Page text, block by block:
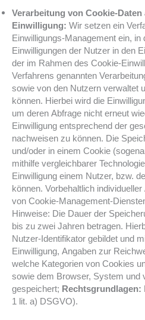
Verarbeitung von Cookie-
Einwilligung: Wir setzen ein
Einwilligungs-Management ein,
Einwilligungen der Nutzer in den
der im Rahmen des Cookie-
Verfahrens genannten
sowie von den Nutzern verwaltet
können. Hierbei wird die
um deren Abfrage nicht erneut
Einwilligung entsprechend der
nachweisen zu können. Die
und/oder in einem Cookie
mithilfe vergleichbarer
Einwilligung einem Nutzer, bzw.
können. Vorbehaltlich
von Cookie-Management-
Hinweise: Die Dauer der
bis zu zwei Jahren betragen.
Nutzer-Identifikator gebildet und
Einwilligung, Angaben zur
welche Kategorien von Cookies
sowie dem Browser, System und
gespeichert; Rechtsgrundlagen:
1 lit. a) DSGVO).